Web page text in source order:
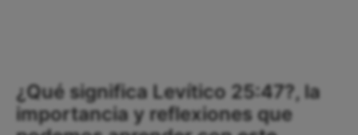
¿Qué significa Levítico 25:47?, la
importancia y reflexiones que